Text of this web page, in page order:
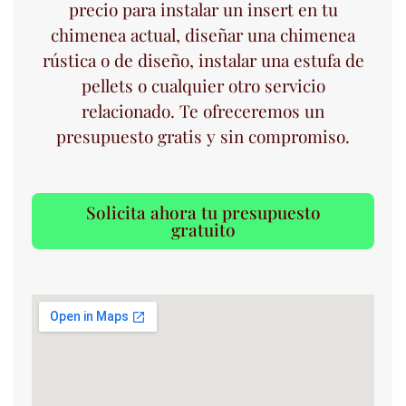
precio para instalar un insert en tu
chimenea actual, diseñar una chimenea
rústica o de diseño, instalar una estufa de
pellets o cualquier otro servicio
relacionado. Te ofreceremos un
presupuesto gratis y sin compromiso.
Solicita ahora tu presupuesto
gratuito